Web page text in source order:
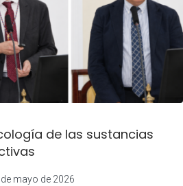
de las sustancias
mayo de 2026